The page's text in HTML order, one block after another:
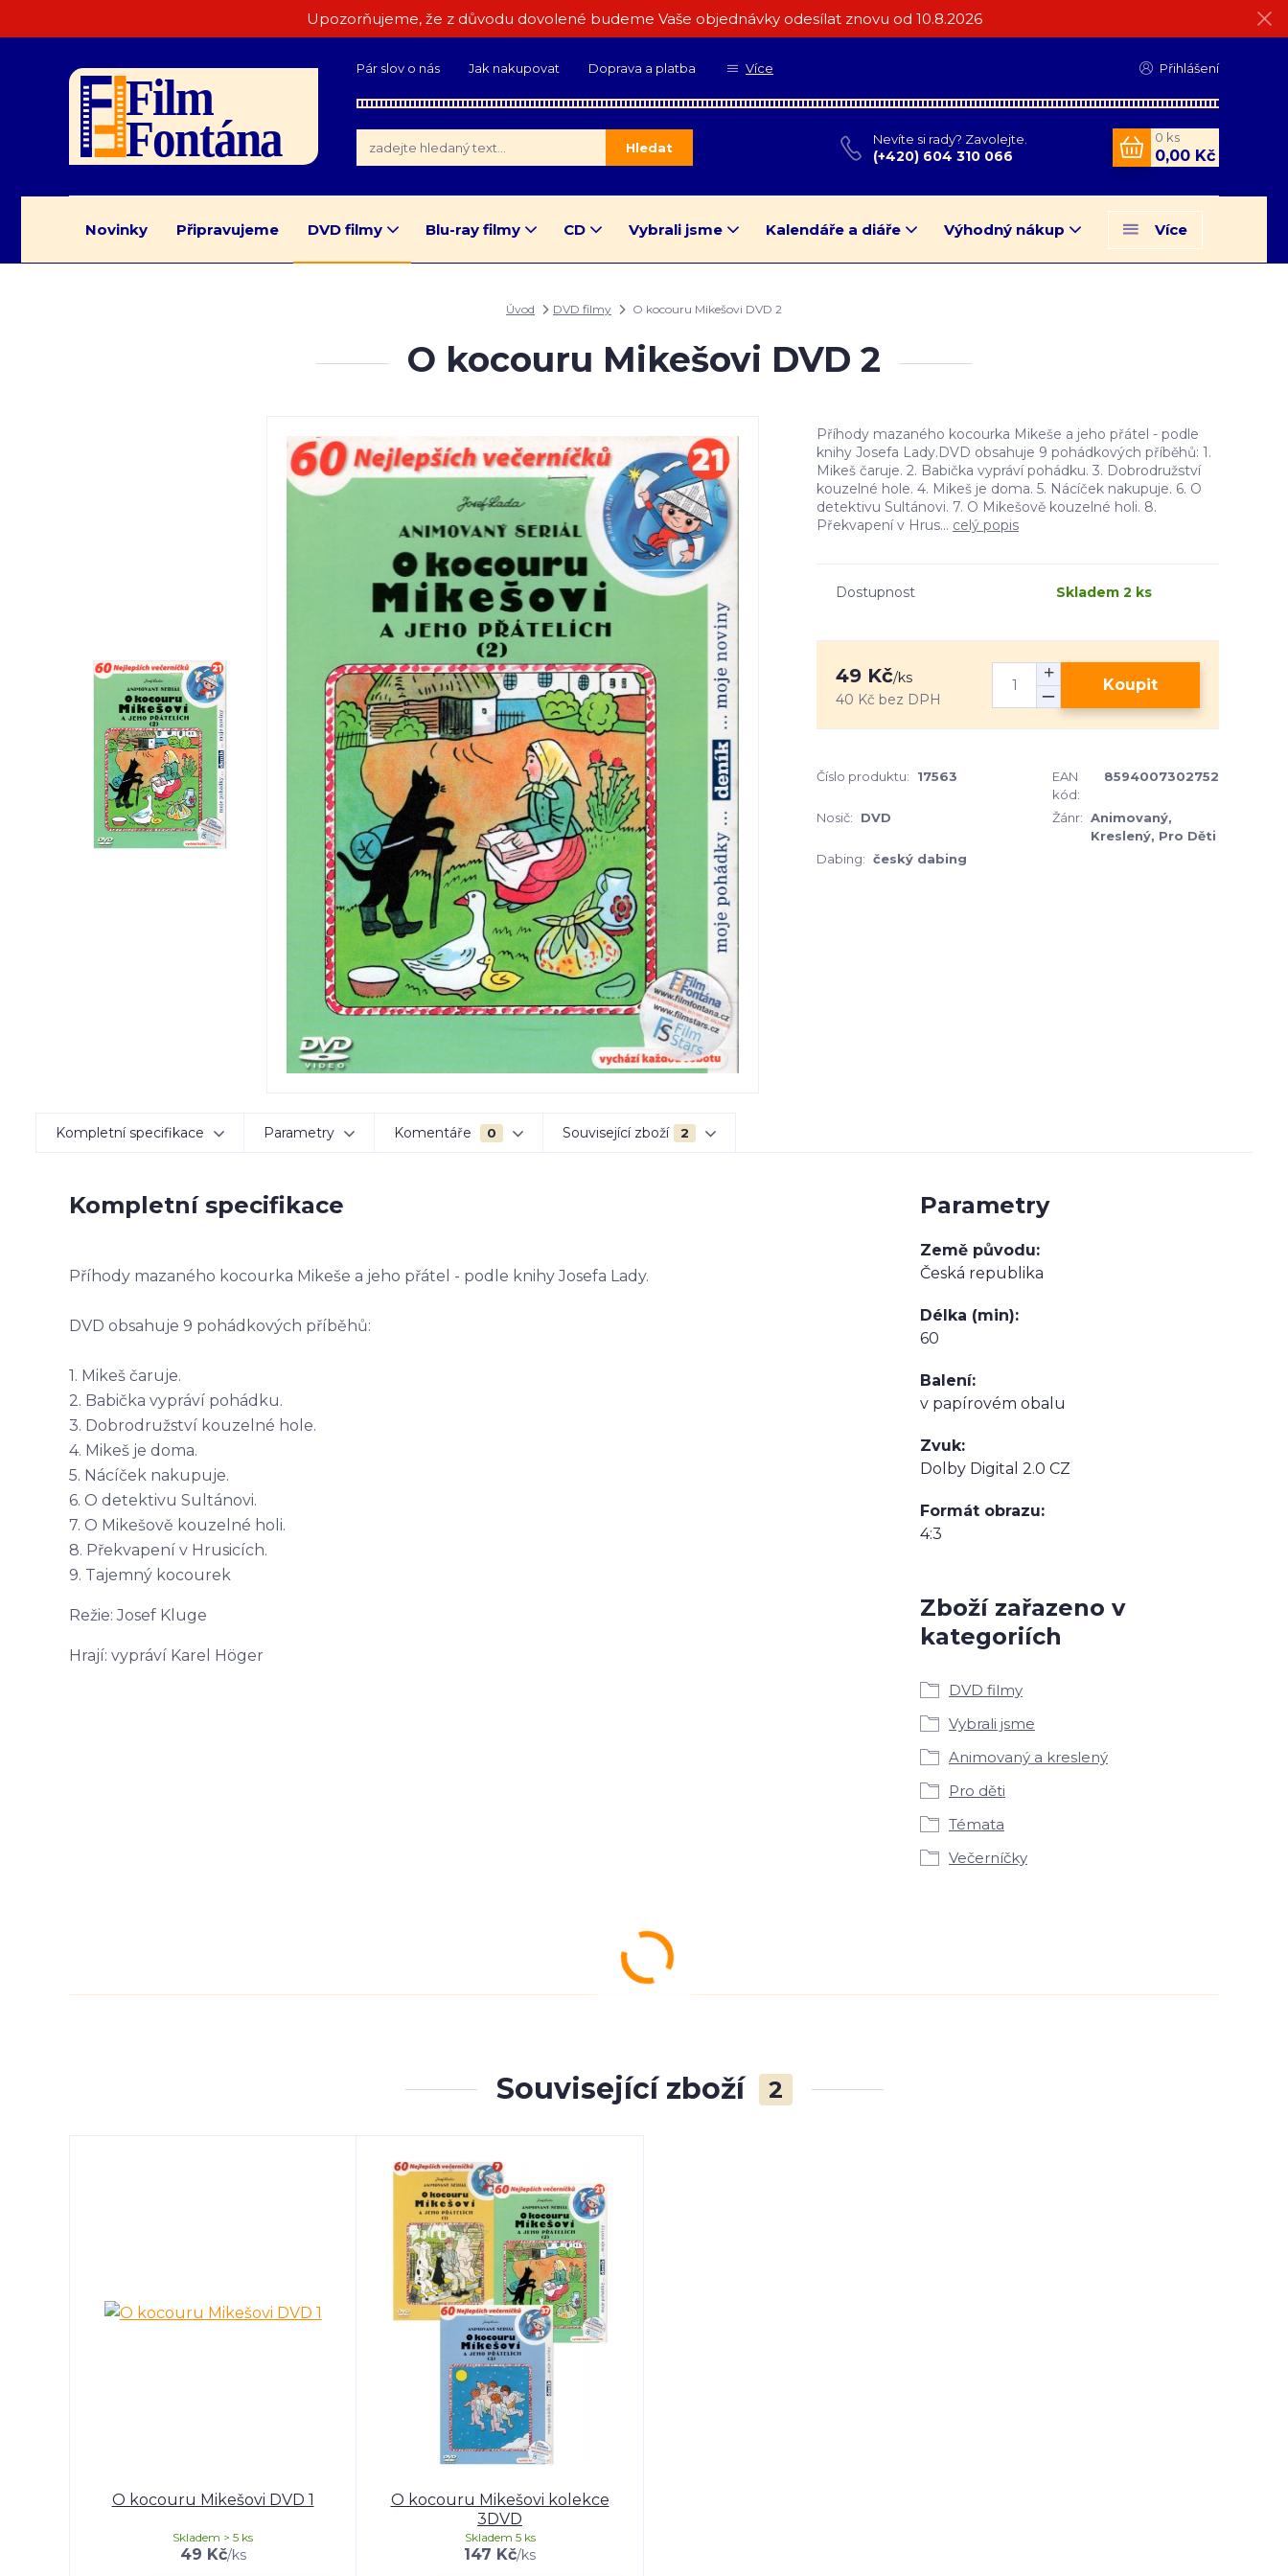
Upozorňujeme, že z důvodu dovolené budeme Vaše objednávky odesílat znovu od 10.8.2026
Pár slov o nás Jak nakupovat Doprava a platba Více Přihlášení
Hledat
Nevíte si rady? Zavolejte.
(+420) 604 310 066
0 ks
0,00 Kč
Novinky Připravujeme DVD filmy Blu-ray filmy CD Vybrali jsme Kalendáře a diáře Výhodný nákup Více
Úvod DVD filmy O kocouru Mikešovi DVD 2
O kocouru Mikešovi DVD 2
Příhody mazaného kocourka Mikeše a jeho přátel - podle
knihy Josefa Lady.DVD obsahuje 9 pohádkových příběhů: 1.
Mikeš čaruje. 2. Babička vypráví pohádku. 3. Dobrodružství
kouzelné hole. 4. Mikeš je doma. 5. Nácíček nakupuje. 6. O
detektivu Sultánovi. 7. O Mikešově kouzelné holi. 8.
Překvapení v Hrus... celý popis
Dostupnost Skladem 2 ks
49 Kč/ks
40 Kč bez DPH
Koupit
Číslo produktu: 17563
EAN
kód:
8594007302752
Nosič: DVD Žánr: Animovaný,
Kreslený, Pro Děti
Dabing: český dabing
Kompletní specifikace Parametry Komentáře 0 Související zboží 2
Kompletní specifikace
Příhody mazaného kocourka Mikeše a jeho přátel - podle knihy Josefa Lady.
DVD obsahuje 9 pohádkových příběhů:
1. Mikeš čaruje.
2. Babička vypráví pohádku.
3. Dobrodružství kouzelné hole.
4. Mikeš je doma.
5. Nácíček nakupuje.
6. O detektivu Sultánovi.
7. O Mikešově kouzelné holi.
8. Překvapení v Hrusicích.
9. Tajemný kocourek
Režie: Josef Kluge
Hrají: vypráví Karel Höger
Parametry
Země původu
Česká republika
Délka (min)
60
Balení
v papírovém obalu
Zvuk
Dolby Digital 2.0 CZ
Formát obrazu
4:3
Zboží zařazeno v
kategoriích
DVD filmy
Vybrali jsme
Animovaný a kreslený
Pro děti
Témata
Večerníčky
Související zboží 2
O kocouru Mikešovi DVD 1
49 Kč/ks
Skladem > 5 ks
O kocouru Mikešovi kolekce
3DVD
147 Kč/ks
Skladem 5 ks